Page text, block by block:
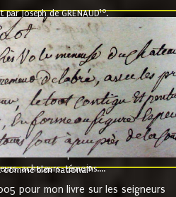
Joseph de GRENAUD10.
ving neuvième jour du mois de
Guillaume de Moyriat chevalier baron
a monseigneur monsieur
parlement de Bourgogne, present et
a sur ses hommes, indivisables et
le dit seigneur Baron et ses
etc... au prix de 880 livre louis
acheteurs, témoins....
comme bien national9.
pour mon livre sur les seigneurs